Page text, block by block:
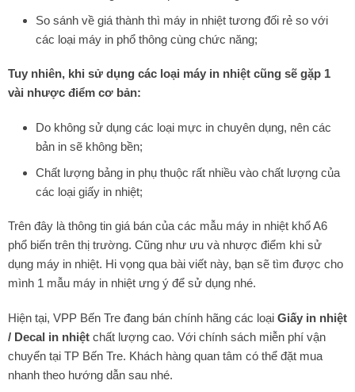
So sánh về giá thành thì máy in nhiệt tương đối rẻ so với
các loại máy in phổ thông cùng chức năng;
Tuy nhiên, khi sử dụng các loại máy in nhiệt cũng sẽ gặp 1
vài nhược điểm cơ bản:
Do không sử dụng các loại mực in chuyên dụng, nên các
bản in sẽ không bền;
Chất lượng bảng in phụ thuộc rất nhiều vào chất lượng của
các loại giấy in nhiệt;
Trên đây là thông tin giá bán của các mẫu máy in nhiệt khổ A6
phổ biến trên thị trường. Cũng như ưu và nhược điểm khi sử
dụng máy in nhiệt. Hi vọng qua bài viết này, bạn sẽ tìm được cho
mình 1 mẫu máy in nhiệt ưng ý để sử dụng nhé.
Hiện tại, VPP Bến Tre đang bán chính hãng các loại Giấy in nhiệt
/ Decal in nhiệt chất lượng cao. Với chính sách miễn phí vận
chuyển tại TP Bến Tre. Khách hàng quan tâm có thể đặt mua
nhanh theo hướng dẫn sau nhé.